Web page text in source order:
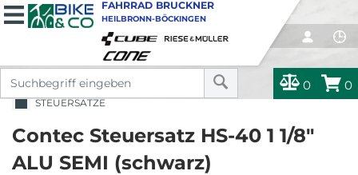
0 0
FAHRRAD BRUCKNER
HEILBRONN-BÖCKINGEN
STEUERSÄTZE
Contec Steuersatz HS-40 1 1/8"
ALU SEMI (schwarz)